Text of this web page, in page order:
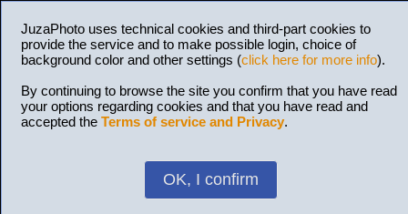
JuzaPhoto uses technical cookies and third-part cookies to
provide the service and to make possible login, choice of
background color and other settings (click here for more info).
By continuing to browse the site you confirm that you have read
your options regarding cookies and that you have read and
accepted the Terms of service and Privacy.
OK, I confirm